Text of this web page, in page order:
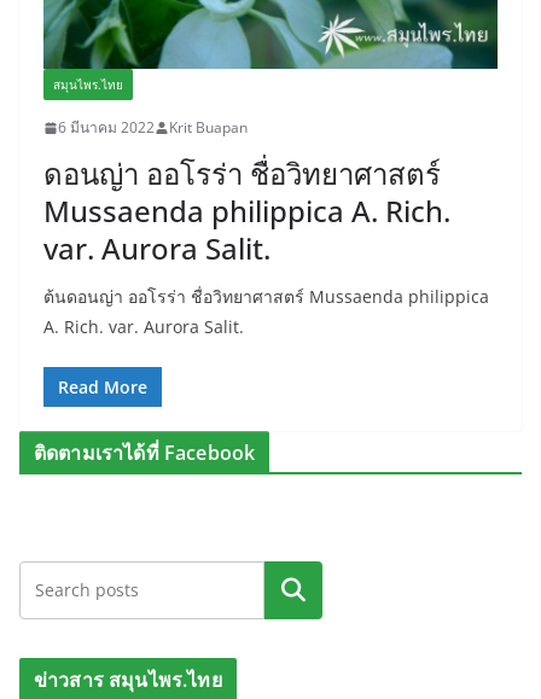
สมุนไพร.ไทย
6 มีนาคม 2022 Krit Buapan
ดอนญ่า ออโรร่า ชื่อวิทยาศาสตร์
Mussaenda philippica A. Rich.
var. Aurora Salit.
ต้นดอนญ่า ออโรร่า ชื่อวิทยาศาสตร์ Mussaenda philippica
A. Rich. var. Aurora Salit.
Read More
ติดตามเราได้ที่ Facebook
ค้นหา
ข่าวสาร สมุนไพร.ไทย